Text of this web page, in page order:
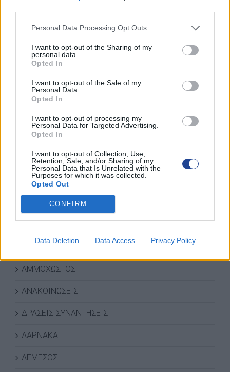
Personal Data Processing Opt Outs
I want to opt-out of the Sharing of my
personal data.
Opted In
I want to opt-out of the Sale of my
Personal Data.
Opted In
I want to opt-out of processing my
Personal Data for Targeted Advertising.
Opted In
I want to opt-out of Collection, Use,
Retention, Sale, and/or Sharing of my
Personal Data that Is Unrelated with the
Purposes for which it was collected.
Opted Out
CONFIRM
Data Deletion Data Access Privacy Policy
ΚΑΤΗΓΟΡΙΕΣ ΝΕΩΝ
ΑΜΜΟΧΩΣΤΟΣ
ΑΝΑΚΟΙΝΩΣΕΙΣ
ΔΡΑΣΕΙΣ-ΣΥΝΑΝΤΗΣΕΙΣ
ΛΑΡΝΑΚΑ
ΛΕΜΕΣΟΣ